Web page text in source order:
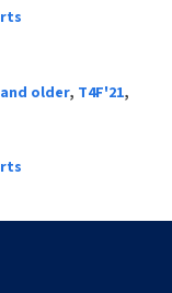
older, T4F'21,